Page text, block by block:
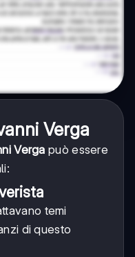
Verga
Verga può essere
temi
di questo